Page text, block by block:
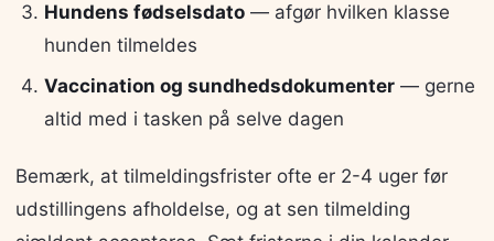
Hundens fødselsdato— afgør hvilken klasse
hunden tilmeldes
Vaccination og sundhedsdokumenter— gerne
altid med i tasken på selve dagen
Bemærk, at tilmeldingsfrister ofte er 2-4 uger før
udstillingens afholdelse, og at sen tilmelding